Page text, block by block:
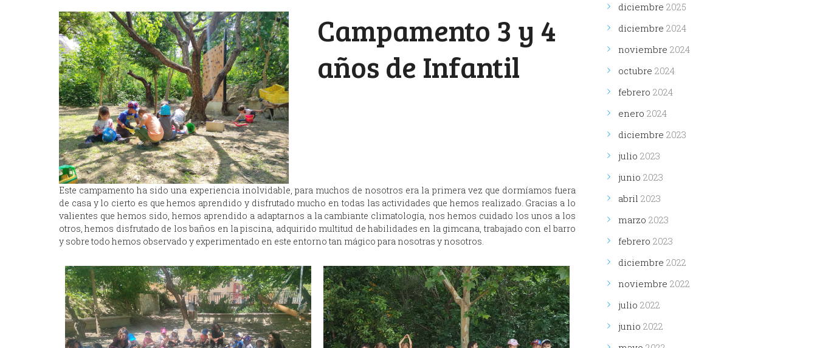
Campamento 3 y 4
años de Infantil
Este campamento ha sido una experiencia inolvidable, para muchos de nosotros era la primera vez que dormíamos fuera
de casa y lo cierto es que hemos aprendido y disfrutado mucho en todas las actividades que hemos realizado. Gracias a lo
valientes que hemos sido, hemos aprendido a adaptarnos a la cambiante climatología, nos hemos cuidado los unos a los
otros, hemos disfrutado de los baños en la piscina, adquirido multitud de habilidades en la gimcana, trabajado con el barro
y sobre todo hemos observado y experimentado en este entorno tan mágico para nosotras y nosotros.
diciembre 2025
diciembre 2024
noviembre 2024
octubre 2024
febrero 2024
enero 2024
diciembre 2023
julio 2023
junio 2023
abril 2023
marzo 2023
febrero 2023
diciembre 2022
noviembre 2022
julio 2022
junio 2022